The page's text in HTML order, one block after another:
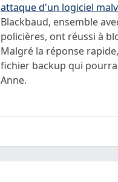
attaque d'un logiciel
Blackbaud, ensemble
policières, ont réussi à
Malgré la réponse
fichier backup qui
Anne.